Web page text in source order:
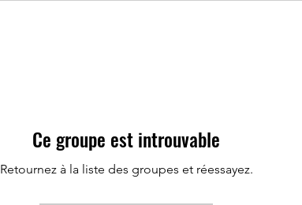
Ce groupe est introuvable
Retournez à la liste des groupes et réessayez.